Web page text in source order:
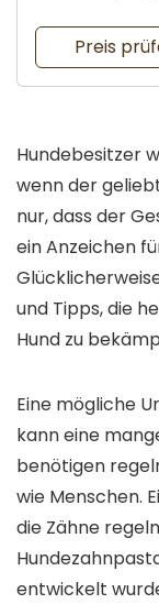
Preis
Hundebesitzer
wenn der
nur, dass der
ein Anzeichen
und Tipps, die
Hund zu
Eine mögliche
kann eine
benötigen
wie Menschen.
die Zähne
entwickelt